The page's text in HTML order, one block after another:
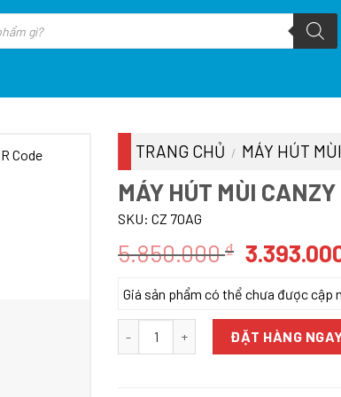
TRANG CHỦ / MÁY HÚT MÙI
MÁY HÚT MÙI CANZY
SKU: CZ 70AG
5.850.000₫ Giá
là:
Giá sản phẩm có thể chưa được cập
Máy Hút Mùi Canzy CZ 70AG số lượng
ĐẶT HÀNG